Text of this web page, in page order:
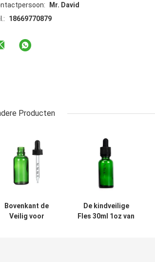
Mr. David
18669770879
Producten
Bovenkant de
Veilig voor
De kindveilige
Fles 30ml 1oz van